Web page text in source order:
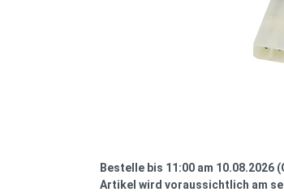
Bestelle bis 11:00 am
Artikel wird voraussichtlich am